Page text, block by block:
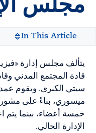
In This Article
قادة المجتمع المدني
سيتي الكبرى. ويقوم
ميسوري، بناءً على
خمسة أعضاء، بينما
الإدارة الحالي.